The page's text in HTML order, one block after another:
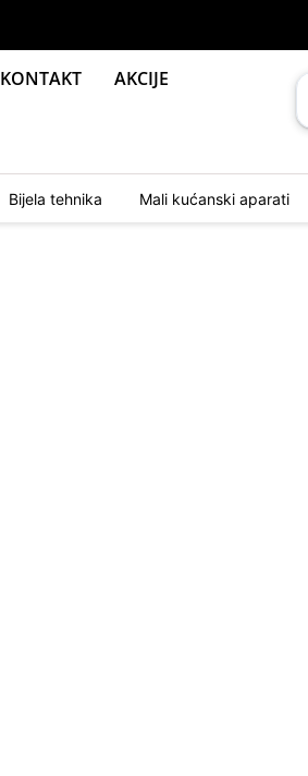
KONTAKT AKCIJE
Bijela tehnika Mali kućanski aparati